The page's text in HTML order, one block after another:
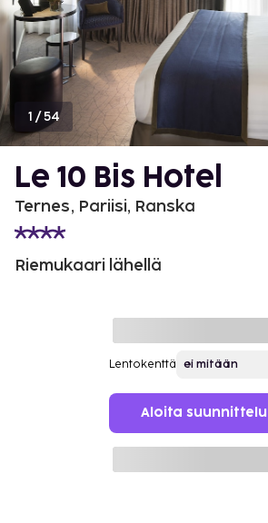
1 /54
Le 10 Bis Hotel
Ternes, Pariisi, Ranska
Riemukaari lähellä
Lentokenttä
Aloita suunnittelu